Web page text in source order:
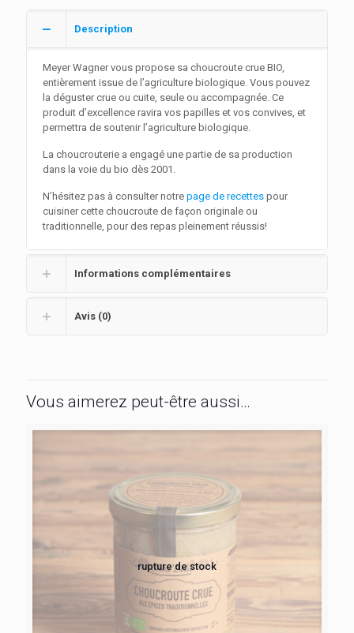
Description
Meyer Wagner vous propose sa choucroute crue BIO,
entièrement issue de l’agriculture biologique. Vous pouvez
la déguster crue ou cuite, seule ou accompagnée. Ce
produit d’excellence ravira vos papilles et vos convives, et
permettra de soutenir l’agriculture biologique.
La choucrouterie a engagé une partie de sa production
dans la voie du bio dès 2001.
N’hésitez pas à consulter notre page de recettes pour
cuisiner cette choucroute de façon originale ou
traditionnelle, pour des repas pleinement réussis!
Informations complémentaires
Avis (0)
Vous aimerez peut-être aussi…
rupture de stock